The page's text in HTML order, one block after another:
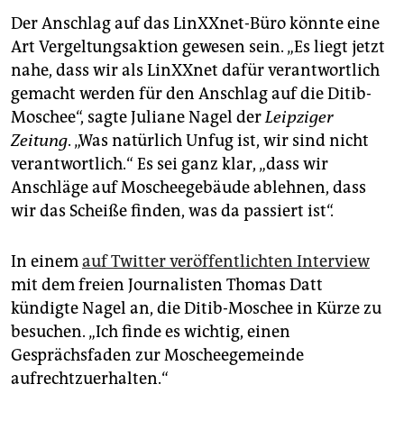
Der Anschlag auf das LinXXnet-Büro könnte eine
Art Vergeltungsaktion gewesen sein. „Es liegt jetzt
nahe, dass wir als LinXXnet dafür verantwortlich
gemacht werden für den Anschlag auf die Ditib-
Moschee“, sagte Juliane Nagel derLeipziger
Zeitung. „Was natürlich Unfug ist, wir sind nicht
verantwortlich.“ Es sei ganz klar, „dass wir
Anschläge auf Moscheegebäude ablehnen, dass
wir das Scheiße finden, was da passiert ist“.
In einemauf Twitter veröffentlichten Interview
mit dem freien Journalisten Thomas Datt
kündigte Nagel an, die Ditib-Moschee in Kürze zu
besuchen. „Ich finde es wichtig, einen
Gesprächsfaden zur Moscheegemeinde
aufrechtzuerhalten.“